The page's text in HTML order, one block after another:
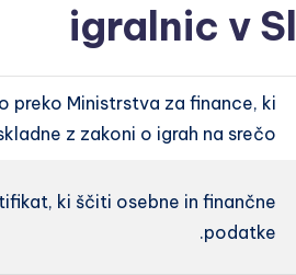
igralnic v
preko Ministrstva za finance, ki
z zakoni o igrah na srečo.
ki ščiti osebne in finančne
podatke.